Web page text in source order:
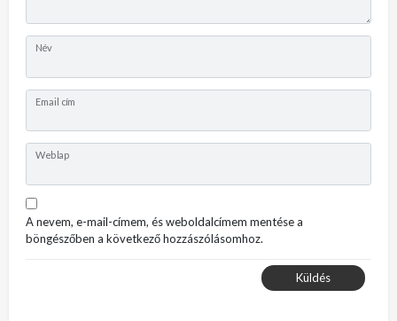
Név
Email cím
Weblap
A nevem, e-mail-címem, és weboldalcímem mentése a
böngészőben a következő hozzászólásomhoz.
Küldés